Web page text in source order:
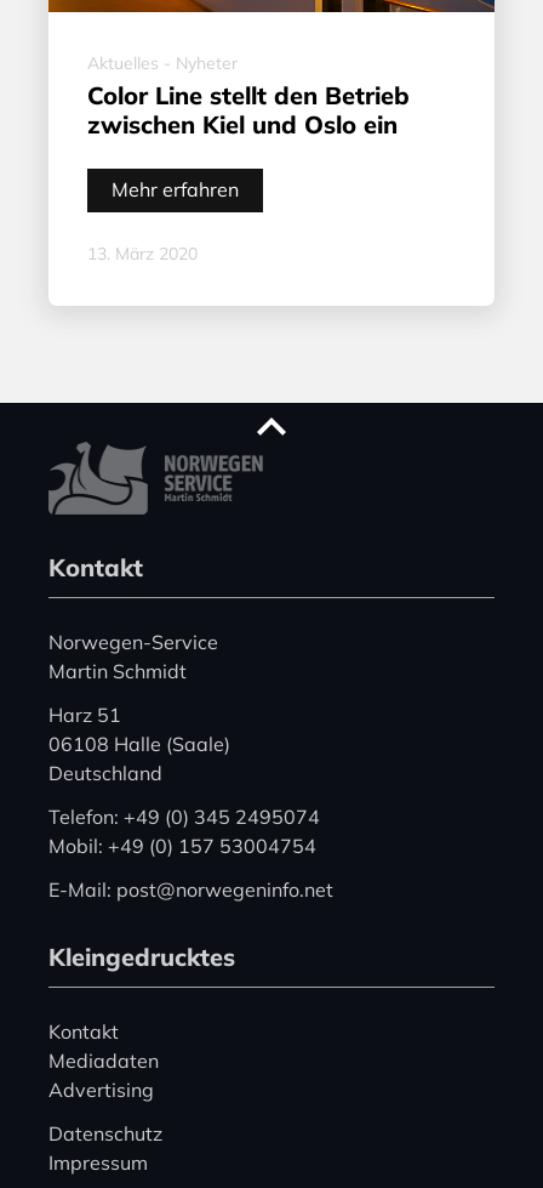
Aktuelles - Nyheter
Color Line stellt den Betrieb
zwischen Kiel und Oslo ein
Mehr erfahren
13. März 2020
Kontakt
Norwegen-Service
Martin Schmidt
Harz 51
06108 Halle (Saale)
Deutschland
Telefon: +49 (0) 345 2495074
Mobil: +49 (0) 157 53004754
E-Mail: post@norwegeninfo.net
Kleingedrucktes
Kontakt
Mediadaten
Advertising
Datenschutz
Impressum